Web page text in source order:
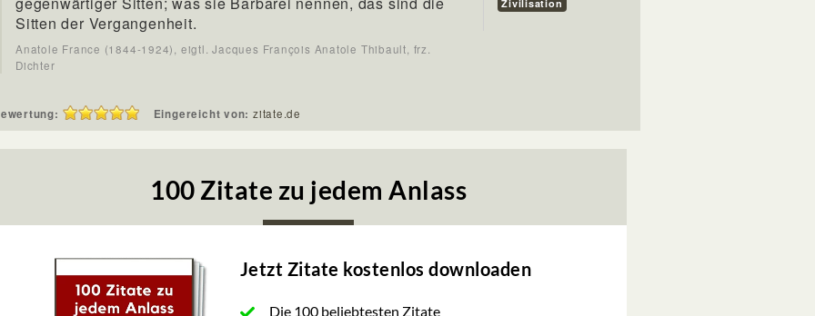
Sitten der Vergangenheit.
Anatole France (1844-1924), eigtl. Jacques François Anatole Thibault, frz.
Dichter
Zivilisation
Eingereicht von: zitate.de